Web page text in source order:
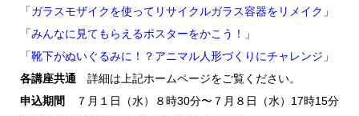
「ガラスモザイクを使ってリサイクルガラス容器をリメイク 」
「みんなに見てもらえるポスターをかこう！
」
「靴下がぬいぐるみに！？アニマル人形づくりにチャレンジ 」
各講座共通 詳細は上記ホームページをご覧ください。
申込期間
７月１日（水）８時30分〜７月８日（水）17時15分